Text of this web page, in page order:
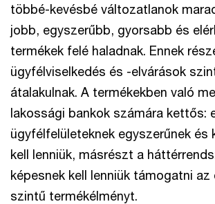
többé-kevésbé változatlanok
jobb, egyszerűbb, gyorsabb és
termékek felé haladnak. Ennek
ügyfélviselkedés és -elvárások
átalakulnak. A termékekben való
lakossági bankok számára kettős:
ügyfélfelületeknek egyszerűnek és
kell lenniük, másrészt a
képesnek kell lenniük támogatni az
szintű termékélményt.